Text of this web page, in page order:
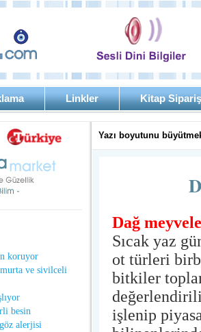
Linkler Kitap
koruyor
ve sivilceli
besin
alerjisi
Yazı boyutunu
Dağ
Sıcak yaz
ot türleri
bitkiler
işlenip